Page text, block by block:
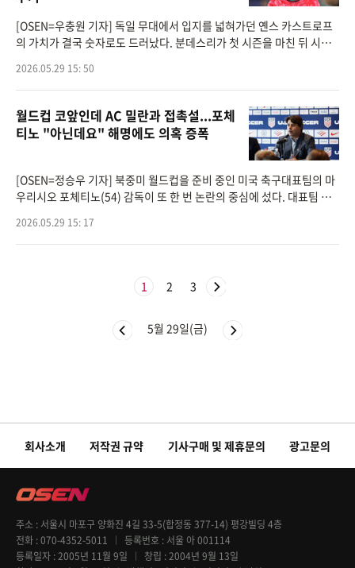
[OSEN=우충원 기자] 독일 무대에서 입지를 넓혀가던 옌스 카스트로프
의 가치가 결국 숫자로도 드러났다. 분데스리가 첫 시즌을 마친 뒤 시장
퍼마크트는 27
2026.05.29 15: 50
월드컵 코앞인데 AC 밀란과 접촉설...포체
티노 "아닌데요" 해명에도 의혹 증폭
[OSEN=정승우 기자] 북중미 월드컵을 준비 중인 미국 축구대표팀의 마
우리시오 포체티노(54) 감독이 또 한 번 논란의 중심에 섰다. 대표팀 최
이번에는 AC 밀
2026.05.29 15: 17
1 2 3
5월 29일(금)
회사소개 저작권 규약 기사구매 및 제휴문의 광고문의
주소
서울시 마포구 양화진 4길 33-5(합정동 377-14) 평강빌딩 4층
전화 070-4352-5011 등록번호
서울 아 001114
등록일자 2005년 11월 9일 창립 2004년 9월 13일